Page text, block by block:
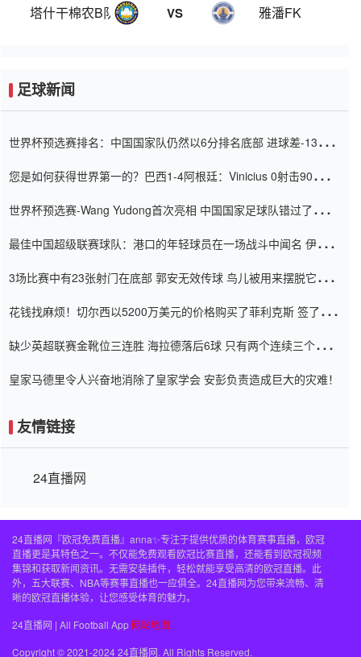
塔什干棉农B队 VS 雅潘FK
足球新闻
世界杯预选赛排名：中国国家队仍然以6分排名底部 进球差-13令人
您是如何获得世界第一的？巴西1-4阿根廷：Vinicius 0射击90分钟
世界杯预选赛-Wang Yudong首次亮相 中国国家足球队错过了世界
最佳中国超级联赛球队：港口的年轻球员在一场战斗中闻名 伊万放
3场比赛中有23张射门在底部 郭安无效传球 鸟儿被用来摆脱它
花钱找麻烦！切尔西以5200万美元的价格购买了菲利克斯 签了7年
缺少英超联赛金靴位三连胜 海拉德落后6球 只有两个连续三个连续
皇家马德里令人兴奋地消除了皇家学会 安彭负责造成巨大的灾难！
友情链接
24直播网
24直播网『欧冠免费直播』anna✨专注于提供优质的体育赛事直播，欧冠
直播更是其特色之一。不仅能免费观看欧冠比赛直播，还能看到欧冠视频
集锦和获取新闻资讯。无需安装插件，轻松就能享受高清的欧冠直播。此
外，五大联赛、NBA等赛事直播也一应俱全。24直播网为您带来流畅、清
晰的欧冠直播体验，让您感受体育的魅力。
24直播网 | All Football App 网站地图
Copyright © 2021-2024 24直播网. All Rights Reserved.